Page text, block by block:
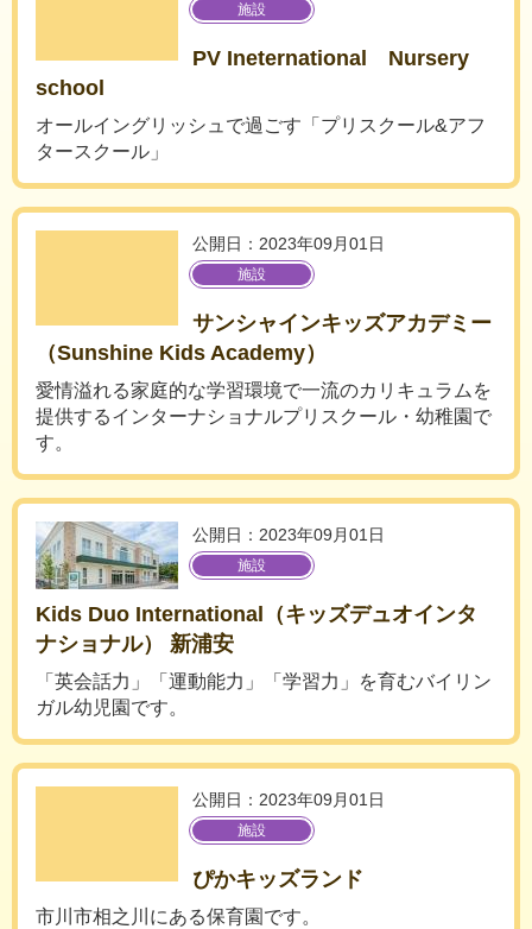
施設
PV Ineternational Nursery
school
オールイングリッシュで過ごす「プリスクール&アフ
タースクール」
公開日：2023年09月01日
施設
サンシャインキッズアカデミー
（Sunshine Kids Academy）
愛情溢れる家庭的な学習環境で一流のカリキュラムを
提供するインターナショナルプリスクール・幼稚園で
す。
公開日：2023年09月01日
施設
Kids Duo International（キッズデュオインタ
ナショナル） 新浦安
「英会話力」「運動能力」「学習力」を育むバイリン
ガル幼児園です。
公開日：2023年09月01日
施設
ぴかキッズランド
市川市相之川にある保育園です。